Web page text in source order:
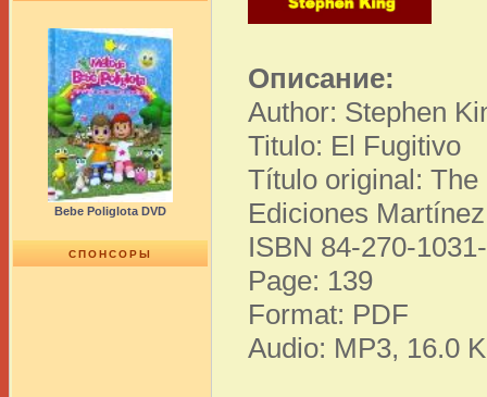
Bebe Poliglota DVD
СПОНСОРЫ
Описание:
Author: Stephen
Titulo: El Fugitivo
Título original: The
Ediciones
ISBN 84-270-
Page: 139
Format: PDF
Audio: MP3, 16.0